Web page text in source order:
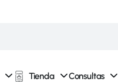
Tienda Consultas